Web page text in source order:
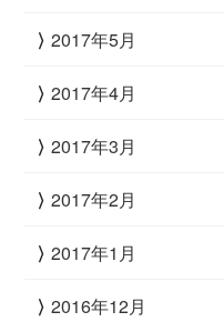
2017年5月
2017年4月
2017年3月
2017年2月
2017年1月
2016年12月